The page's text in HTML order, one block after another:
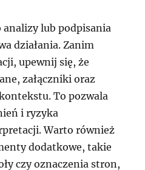
analizy lub podpisania
działania. Zanim
upewnij się, że
załączniki oraz
To pozwala
i ryzyka
Warto również
dodatkowe, takie
czy oznaczenia stron,